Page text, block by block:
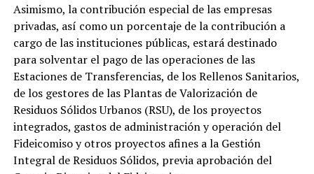
Asimismo, la contribución especial de las empresas
privadas, así como un porcentaje de la contribución a
cargo de las instituciones públicas, estará destinado
para solventar el pago de las operaciones de las
Estaciones de Transferencias, de los Rellenos Sanitarios,
de los gestores de las Plantas de Valorización de
Residuos Sólidos Urbanos (RSU), de los proyectos
integrados, gastos de administración y operación del
Fideicomiso y otros proyectos afines a la Gestión
Integral de Residuos Sólidos, previa aprobación del